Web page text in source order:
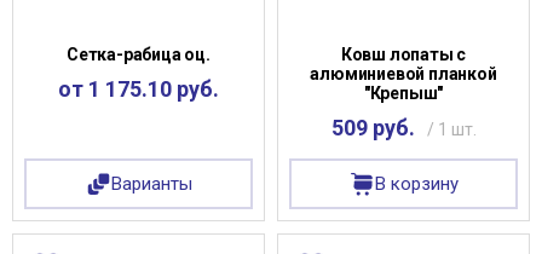
Сетка-рабица оц.
от 1 175.10 руб.
Варианты
Ковш лопаты с
алюминиевой планкой
"Крепыш"
509 руб. / 1 шт.
В корзину